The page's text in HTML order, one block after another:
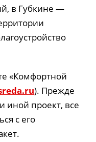
в Губкине —
«Комфортной
). Прежде
иной проект, все
с его